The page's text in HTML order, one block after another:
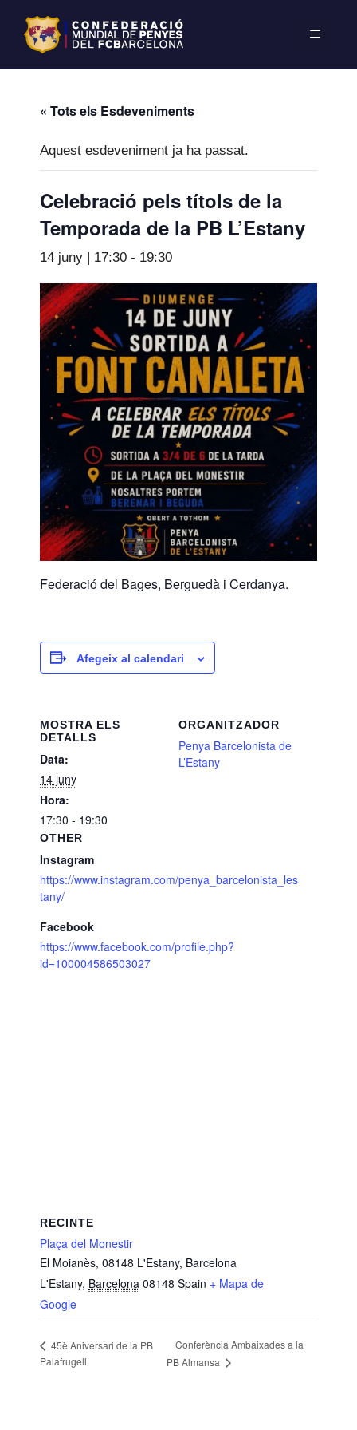
« Tots els Esdeveniments
Aquest esdeveniment ja ha passat.
Celebració pels títols de la
Temporada de la PB L’Estany
14 juny | 17:30 - 19:30
Federació del Bages, Berguedà i Cerdanya.
Afegeix al calendari
MOSTRA ELS
DETALLS
Data:
14 juny
Hora:
17:30 - 19:30
ORGANITZADOR
Penya Barcelonista de
L’Estany
OTHER
Instagram
https://www.instagram.com/penya_barcelonista_les
tany/
Facebook
https://www.facebook.com/profile.php?
id=100004586503027
RECINTE
Plaça del Monestir
El Moianès, 08148 L'Estany, Barcelona
L'Estany, Barcelona 08148 Spain + Mapa de
Google
45è Aniversari de la PB
Palafrugell
Conferència Ambaixades a la
PB Almansa